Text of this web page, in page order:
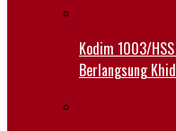
Kodim 1003/
Berlangsung